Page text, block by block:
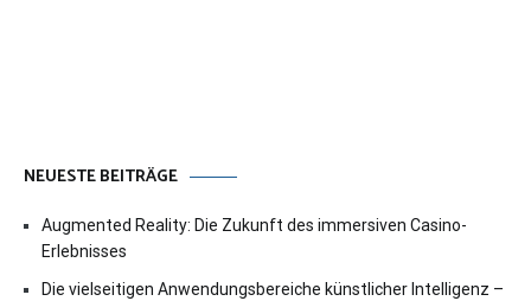
NEUESTE BEITRÄGE
Augmented Reality: Die Zukunft des immersiven Casino-
Erlebnisses
Die vielseitigen Anwendungsbereiche künstlicher Intelligenz –